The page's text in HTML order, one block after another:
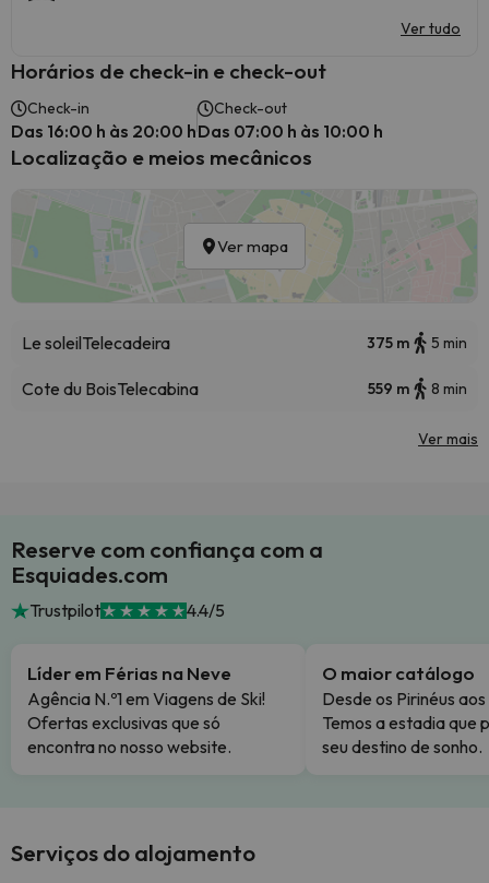
Ver tudo
Horários de check-in e check-out
Check-in
Das 16:00 h às 20:00 h
Check-out
Das 07:00 h às 10:00 h
Localização e meios mecânicos
Ver mapa
Le soleilTelecadeira 375 m 5 min
Cote du BoisTelecabina 559 m 8 min
Ver mais
Reserve com confiança com a
Esquiades.com
Trustpilot 4.4/5
Líder em Férias na Neve
Agência N.º1 em Viagens de Ski!
Ofertas exclusivas que só
encontra no nosso website.
O maior catálogo
Desde os Pirinéus
Temos a estadia que
seu destino de sonho.
Serviços do alojamento